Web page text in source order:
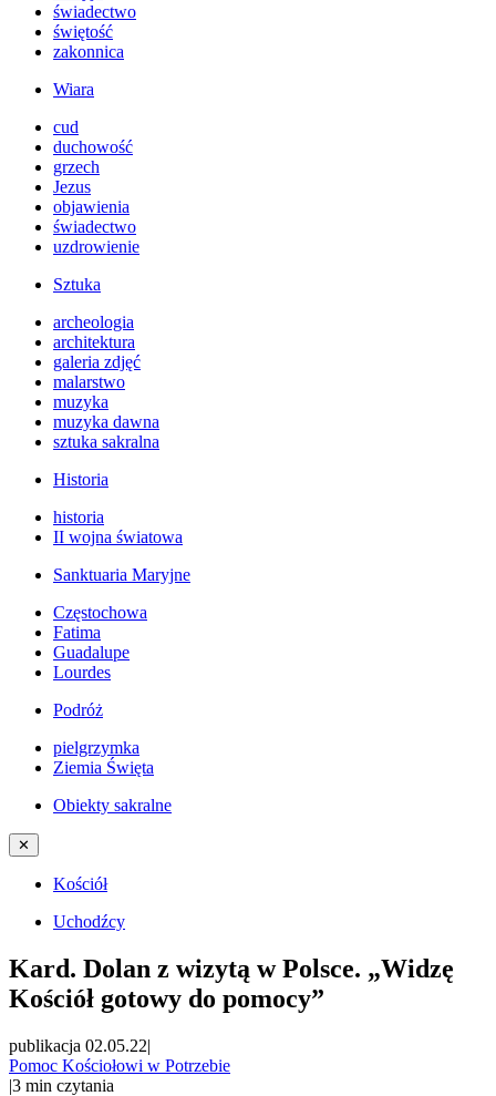
świadectwo
świętość
zakonnica
Wiara
cud
duchowość
grzech
Jezus
objawienia
świadectwo
uzdrowienie
Sztuka
archeologia
architektura
galeria zdjęć
malarstwo
muzyka
muzyka dawna
sztuka sakralna
Historia
historia
II wojna światowa
Sanktuaria Maryjne
Częstochowa
Fatima
Guadalupe
Lourdes
Podróż
pielgrzymka
Ziemia Święta
Obiekty sakralne
✕
Kościół
Uchodźcy
Kard. Dolan z wizytą w Polsce. „Widzę
Kościół gotowy do pomocy”
publikacja 02.05.22|
Pomoc Kościołowi w Potrzebie
|3 min czytania